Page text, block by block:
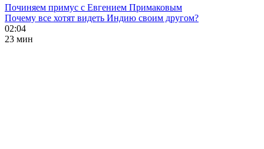
Починяем примус с Евгением Примаковым
Почему все хотят видеть Индию своим другом?
02:04
23 мин